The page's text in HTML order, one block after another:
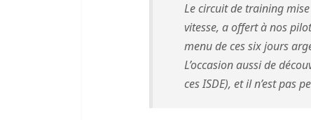
Le circuit de training
vitesse, a offert à nos
menu de ces six jours
L’occasion aussi de
ces ISDE), et il n’est pas